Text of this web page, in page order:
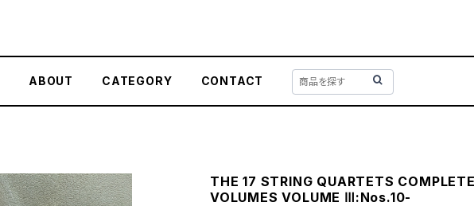
ABOUT CATEGORY CONTACT
THE 17 STRING QUARTETS
VOLUMES VOLUME Ⅲ:Nos.10-